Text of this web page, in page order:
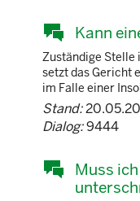
Kann
Zuständige Stelle
setzt das Gericht
im Falle einer
Stand:
Dialog:9444
Muss